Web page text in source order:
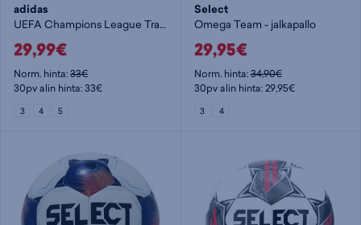
adidas
UEFA Champions League Training Ball - jalkapallo
29,99€
Norm. hinta:33€
30pv alin hinta: 33€
3 4 5
Select
Omega Team - jalkapallo
29,95€
Norm. hinta:34,90€
30pv alin hinta: 29,95€
3 4